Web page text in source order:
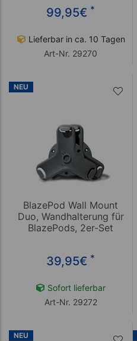
99,95€ *
Lieferbar in ca. 10 Tagen
Art-Nr. 29270
NEU
BlazePod Wall Mount
Duo, Wandhalterung für
BlazePods, 2er-Set
39,95€ *
Sofort lieferbar
Art-Nr. 29272
NEU